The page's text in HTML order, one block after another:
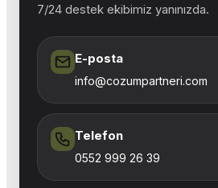
7/24 destek ekibimiz yanınızda.
E-posta
info@cozumpartneri.com
Telefon
0552 999 26 39